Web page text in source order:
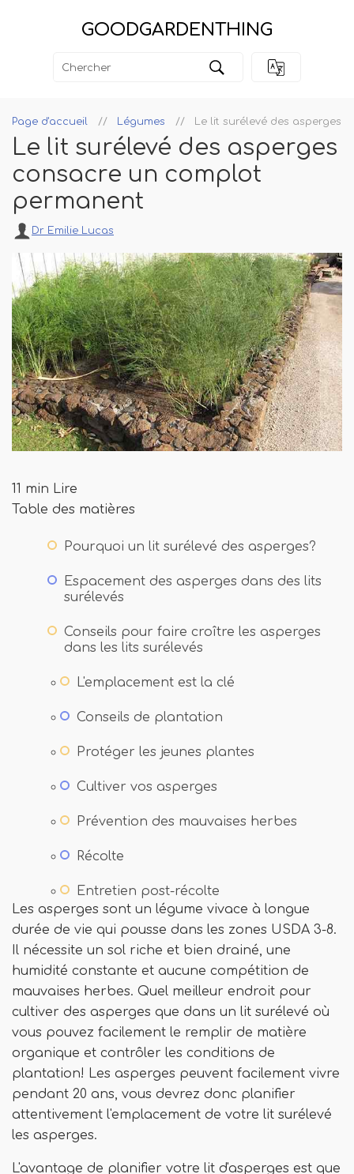
GOODGARDENTHING
Page d'accueil Légumes Le lit surélevé des asperges
Le lit surélevé des asperges
consacre un complot
permanent
Dr Emilie Lucas
11 min Lire
Table des matières
Pourquoi un lit surélevé des asperges?
Espacement des asperges dans des lits
surélevés
Conseils pour faire croître les asperges
dans les lits surélevés
L'emplacement est la clé
Conseils de plantation
Protéger les jeunes plantes
Cultiver vos asperges
Prévention des mauvaises herbes
Récolte
Entretien post-récolte
Les asperges sont un légume vivace à longue
durée de vie qui pousse dans les zones USDA 3-8.
Il nécessite un sol riche et bien drainé, une
humidité constante et aucune compétition de
mauvaises herbes. Quel meilleur endroit pour
cultiver des asperges que dans un lit surélevé où
vous pouvez facilement le remplir de matière
organique et contrôler les conditions de
plantation! Les asperges peuvent facilement vivre
pendant 20 ans, vous devrez donc planifier
attentivement l'emplacement de votre lit surélevé
les asperges.
L'avantage de planifier votre lit d'asperges est que